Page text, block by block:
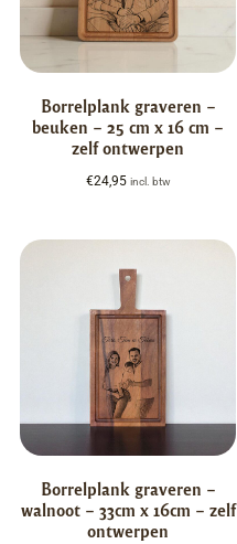
Borrelplank graveren –
beuken – 25 cm x 16 cm –
zelf ontwerpen
€24,95 incl. btw
Borrelplank graveren –
walnoot – 33cm x 16cm – zelf
ontwerpen